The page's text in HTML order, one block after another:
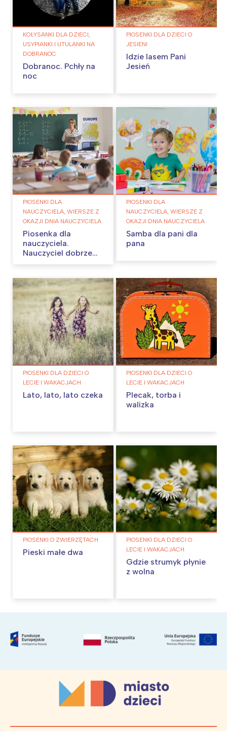
KOŁYSANKI DLA DZIECI,
USYPIANKI I UTULANKI NA
DOBRANOC
Dobranoc. Pchły na
noc
PIOSENKI DLA DZIECI O
JESIENI
Idzie lasem Pani
Jesień
PIOSENKI DLA
NAUCZYCIELA, WIERSZE Z
OKAZJI DNIA NAUCZYCIELA
Piosenka dla
nauczyciela.
Nauczyciel dobrze
PIOSENKI DLA
NAUCZYCIELA, WIERSZE Z
OKAZJI DNIA NAUCZYCIELA
Samba dla pani dla
pana
PIOSENKI DLA DZIECI O
LECIE I WAKACJACH
Lato, lato, lato czeka
PIOSENKI DLA DZIECI O
LECIE I WAKACJACH
Plecak, torba i
walizka
PIOSENKI O ZWIERZĘTACH
Pieski małe dwa
PIOSENKI DLA DZIECI O
LECIE I WAKACJACH
Gdzie strumyk płynie
z wolna